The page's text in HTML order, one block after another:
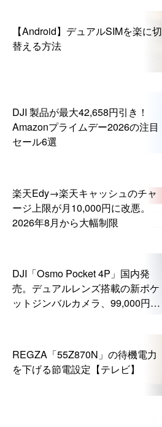
【Android】デュアルSIMを楽に切
替える方法
DJI 製品が最大42,658円引き！
Amazonプライムデー2026の注目
セール6選
楽天Edy→楽天キャッシュのチャ
ージ上限が月10,000円に改悪。
2026年8月から大幅制限
DJI「Osmo Pocket 4P」国内発
売。デュアルレンズ搭載の新ポケ
ットジンバルカメラ、99,000円か
REGZA「55Z870N」の待機電力
を下げる節電設定【テレビ】